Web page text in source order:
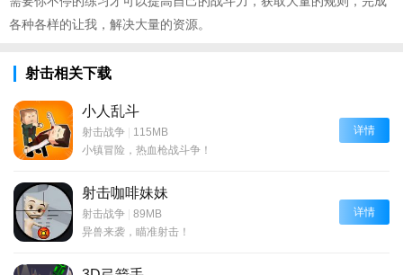
各种各样的让我，解决大量的资源。
射击相关下载
小人乱斗
射击战争
115MB
小镇冒险，热血枪战斗争！
详情
射击咖啡妹妹
射击战争
89MB
异兽来袭，瞄准射击！
详情